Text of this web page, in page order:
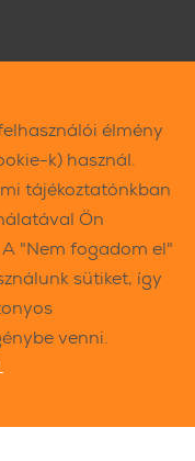
élmény
k) használ.
tájékoztatónkban
Ön
"Nem fogadom el"
sütiket, így
venni.